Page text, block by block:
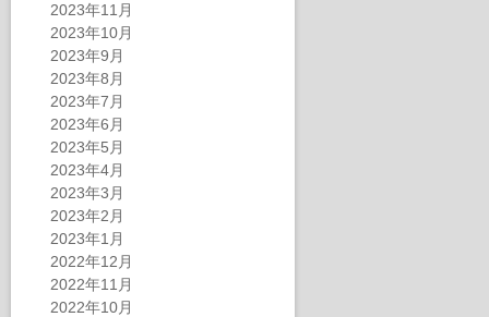
2023年11月
2023年10月
2023年9月
2023年8月
2023年7月
2023年6月
2023年5月
2023年4月
2023年3月
2023年2月
2023年1月
2022年12月
2022年11月
2022年10月